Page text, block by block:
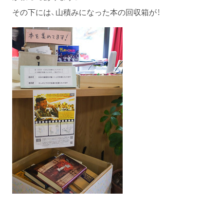
その下には、山積みになった本の回収箱が！